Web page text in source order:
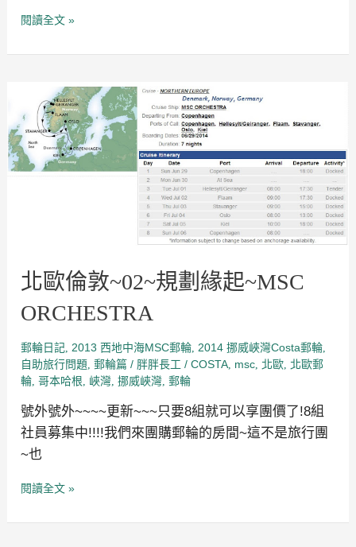
閱讀全文 »
北歐倫敦~02~規劃緣起~MSC
ORCHESTRA
郵輪日記 2013 西地中海MSC郵輪 2014 挪威峽灣Costa郵輪
自助旅行問題 ,郵輪篇 / 胖胖長工/COSTA msc ,北歐 ,北歐郵
輪 ,哥本哈根 峽灣 ,挪威峽灣 ,郵輪
號外號外~~~~更新~~~只要8組就可以享團價了!8組
社員募集中!!!!我們來團購郵輪的房間~這不是旅行團
~也
倫
敦
~02~
規
劃
閱讀全文 »